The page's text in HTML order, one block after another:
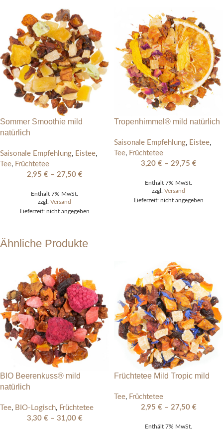
Sommer Smoothie mild
natürlich
Saisonale Empfehlung, Eistee,
Tee, Früchtetee
2,95 € – 27,50 €
Enthält 7% MwSt.
zzgl. Versand
Lieferzeit: nicht angegeben
Tropenhimmel® mild natürlich
Saisonale Empfehlung, Eistee,
Tee, Früchtetee
3,20 € – 29,75 €
Enthält 7% MwSt.
zzgl. Versand
Lieferzeit: nicht angegeben
Ähnliche Produkte
BIO Beerenkuss® mild
natürlich
Tee, BIO-Logisch, Früchtetee
3,30 € – 31,00 €
Früchtetee Mild Tropic mild
Tee, Früchtetee
2,95 € – 27,50 €
Enthält 7% MwSt.